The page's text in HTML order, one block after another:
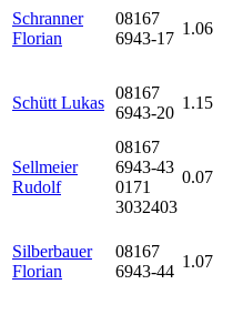
Schranner
Florian
08167
6943-17
1.06
Schütt Lukas
08167
6943-20
1.15
Sellmeier
Rudolf
08167
6943-43
0171
3032403
0.07
Silberbauer
Florian
08167
6943-44
1.07